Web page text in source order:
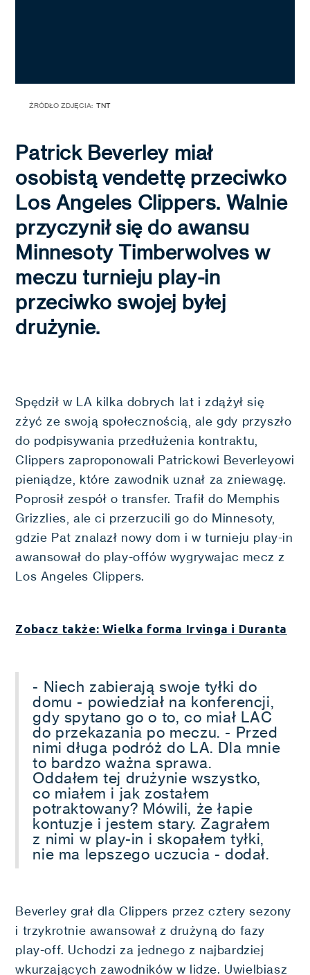
ŹRÓDŁO ZDJĘCIA: TNT
Patrick Beverley miał
osobistą vendettę przeciwko
Los Angeles Clippers. Walnie
przyczynił się do awansu
Minnesoty Timberwolves w
meczu turnieju play-in
przeciwko swojej byłej
drużynie.
Spędził w LA kilka dobrych lat i zdążył się
zżyć ze swoją społecznością, ale gdy przyszło
do podpisywania przedłużenia kontraktu,
Clippers zaproponowali Patrickowi Beverleyowi
pieniądze, które zawodnik uznał za zniewagę.
Poprosił zespół o transfer. Trafił do Memphis
Grizzlies, ale ci przerzucili go do Minnesoty,
gdzie Pat znalazł nowy dom i w turnieju play-in
awansował do play-offów wygrywajac mecz z
Los Angeles Clippers.
Zobacz także: Wielka forma Irvinga i Duranta
- Niech zabierają swoje tyłki do
domu - powiedział na konferencji,
gdy spytano go o to, co miał LAC
do przekazania po meczu. - Przed
nimi długa podróż do LA. Dla mnie
to bardzo ważna sprawa.
Oddałem tej drużynie wszystko,
co miałem i jak zostałem
potraktowany? Mówili, że łapie
kontuzje i jestem stary. Zagrałem
z nimi w play-in i skopałem tyłki,
nie ma lepszego uczucia - dodał.
Beverley grał dla Clippers przez cztery sezony
i trzykrotnie awansował z drużyną do fazy
play-off. Uchodzi za jednego z najbardziej
wkurzających zawodników w lidze. Uwielbiasz